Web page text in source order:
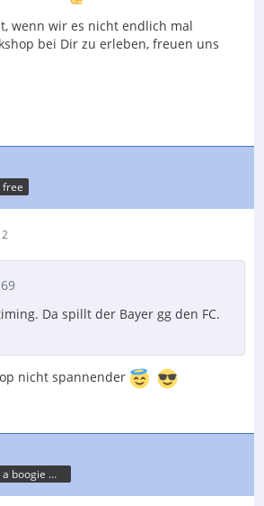
wenn wir es nicht endlich mal
bei Dir zu erleben, freuen uns
free
Da spillt der Bayer gg den FC.
nicht spannender
god must be a boogie man